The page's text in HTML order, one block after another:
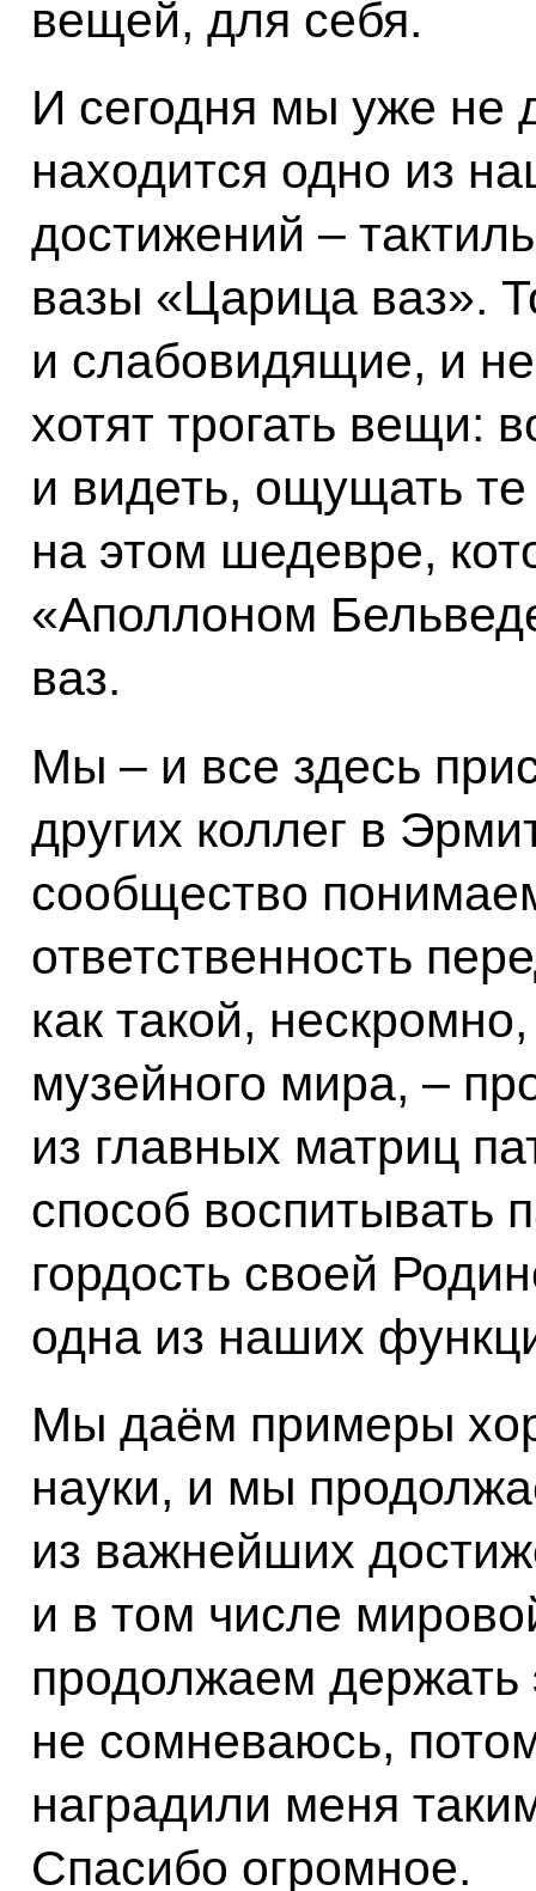
вещей, для себя.
И сегодня мы уже не
находится одно из
достижений –
вазы «Царица ваз».
и слабовидящие, и
хотят трогать вещи:
и видеть, ощущать
на этом шедевре,
«Аполлоном
ваз.
Мы – и все здесь
других коллег в
сообщество
ответственность
как такой,
музейного мира, –
из главных матриц
способ воспитывать
гордость своей
одна из наших
Мы даём примеры
науки, и мы
из важнейших
и в том числе
продолжаем держать
не сомневаюсь,
наградили меня
Спасибо огромное.